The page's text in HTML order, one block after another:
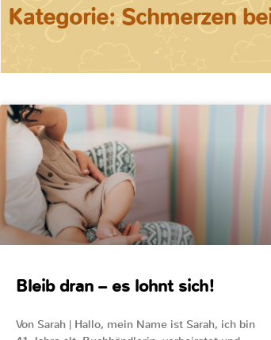
Kategorie: Schmerzen
Bleib dran – es lohnt sich!
Von Sarah | Hallo, mein Name ist Sarah, ich bin